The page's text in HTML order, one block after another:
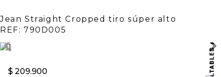
Jean Straight Cropped tiro súper alto
REF: 790D005
$ 209.900